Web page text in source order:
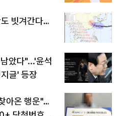
빗겨간다…
았다"...'윤석
글' 등장
아온 행운"…